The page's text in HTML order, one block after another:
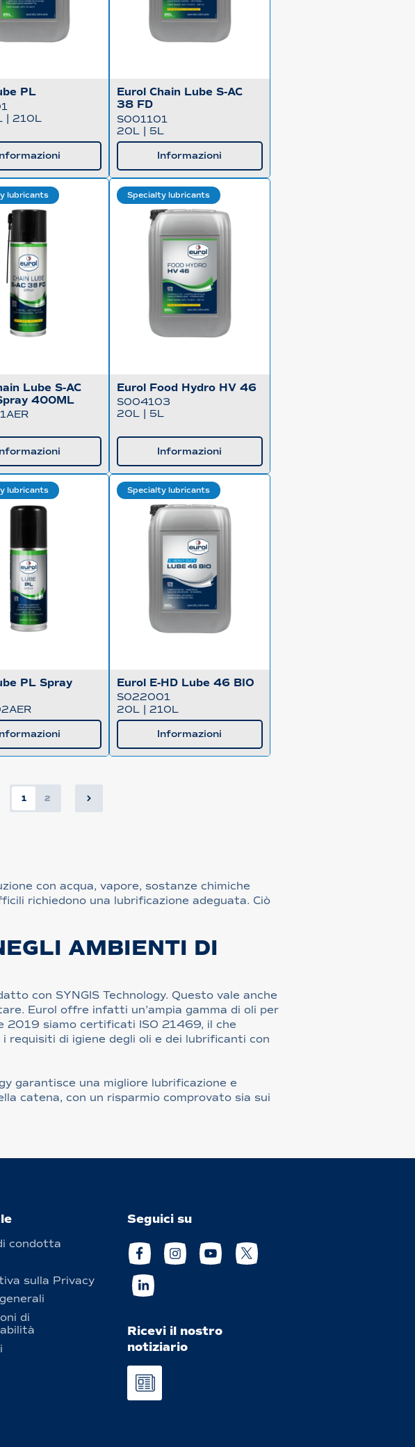
PL
210L
Eurol Chain Lube S-AC
38 FD
S001101
20L
5L
Informazioni
lubricants
Lube S-AC
400ML
Specialty lubricants
Eurol Food Hydro HV 46
S004103
20L
5L
Informazioni
lubricants
PL Spray
Specialty lubricants
Eurol E-HD Lube 46 BIO
S022001
20L
210L
Informazioni
1 2
con acqua, vapore, sostanze chimiche
richiedono una lubrificazione adeguata. Ciò
AMBIENTI DI
con SYNGIS Technology. Questo vale anche
Eurol offre infatti un’ampia gamma di oli per
2019 siamo certificati ISO 21469, il che
requisiti di igiene degli oli e dei lubrificanti con
garantisce una migliore lubrificazione e
catena, con un risparmio comprovato sia sui
condotta
sulla Privacy
di
Seguici su
Ricevi il nostro
notiziario